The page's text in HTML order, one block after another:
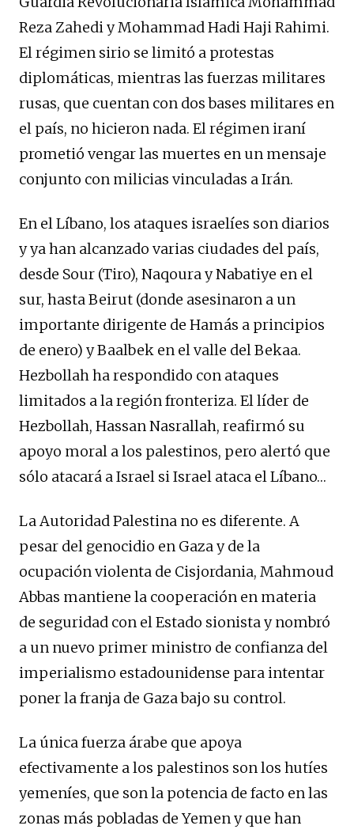
Reza Zahedi y Mohammad Hadi Haji Rahimi.
El régimen sirio se limitó a protestas
diplomáticas, mientras las fuerzas militares
rusas, que cuentan con dos bases militares en
el país, no hicieron nada. El régimen iraní
prometió vengar las muertes en un mensaje
conjunto con milicias vinculadas a Irán.
En el Líbano, los ataques israelíes son diarios
y ya han alcanzado varias ciudades del país,
desde Sour (Tiro), Naqoura y Nabatiye en el
sur, hasta Beirut (donde asesinaron a un
importante dirigente de Hamás a principios
de enero) y Baalbek en el valle del Bekaa.
Hezbollah ha respondido con ataques
limitados a la región fronteriza. El líder de
Hezbollah, Hassan Nasrallah, reafirmó su
apoyo moral a los palestinos, pero alertó que
sólo atacará a Israel si Israel ataca el Líbano…
La Autoridad Palestina no es diferente. A
pesar del genocidio en Gaza y de la
ocupación violenta de Cisjordania, Mahmoud
Abbas mantiene la cooperación en materia
de seguridad con el Estado sionista y nombró
a un nuevo primer ministro de confianza del
imperialismo estadounidense para intentar
poner la franja de Gaza bajo su control.
La única fuerza árabe que apoya
efectivamente a los palestinos son los hutíes
yemeníes, que son la potencia de facto en las
zonas más pobladas de Yemen y que han